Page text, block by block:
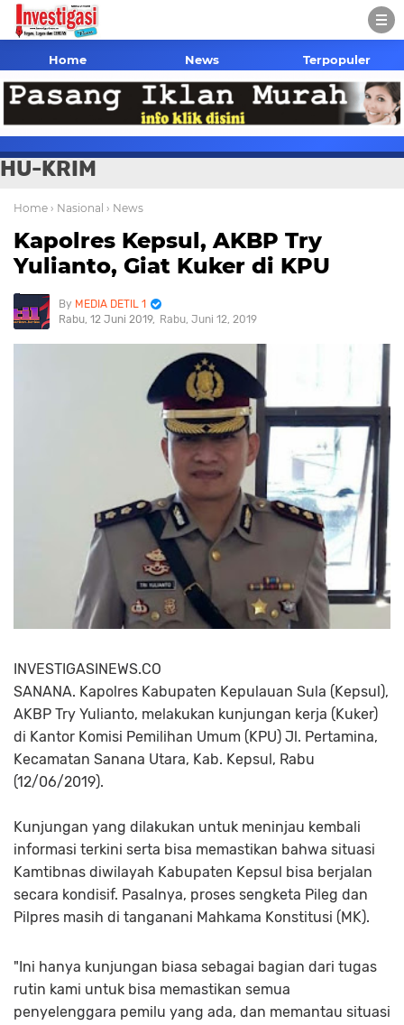
Home News Terpopuler
HU-KRIM
Home › Nasional › News
Kapolres Kepsul, AKBP Try
Yulianto, Giat Kuker di KPU
MEDIA DETIL 1
Rabu, 12 Juni 2019
Rabu, Juni 12, 2019
INVESTIGASINEWS.CO
SANANA. Kapolres Kabupaten Kepulauan Sula (Kepsul),
AKBP Try Yulianto, melakukan kunjungan kerja (Kuker)
di Kantor Komisi Pemilihan Umum (KPU) Jl. Pertamina,
Kecamatan Sanana Utara, Kab. Kepsul, Rabu
(12/06/2019).
Kunjungan yang dilakukan untuk meninjau kembali
informasi terkini serta bisa memastikan bahwa situasi
Kamtibnas diwilayah Kabupaten Kepsul bisa berjalan
secara kondisif. Pasalnya, proses sengketa Pileg dan
Pilpres masih di tanganani Mahkama Konstitusi (MK).
"Ini hanya kunjungan biasa sebagai bagian dari tugas
rutin kami untuk bisa memastikan semua
penyelenggara pemilu yang ada, dan memantau situasi